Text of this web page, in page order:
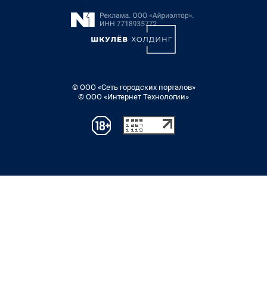
© ООО «Сеть городских порталов»
© ООО «Интернет Технологии»